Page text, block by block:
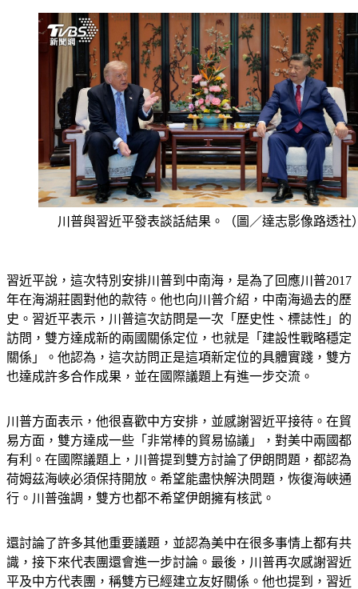
川普與習近平發表談話結果。（圖／達志影像路透社
年在海湖莊園對他的款待。他也向川普介紹，中南海過去的歷
史。習近平表示，川普這次訪問是一次「歷史性、標誌性」的
訪問，雙方達成新的兩國關係定位，也就是「建設性戰略穩定
關係」。他認為，這次訪問正是這項新定位的具體實踐，雙方
也達成許多合作成果，並在國際議題上有進一步交流。
易方面，雙方達成一些「非常棒的貿易協議」，對美中兩國都
有利。在國際議題上，川普提到雙方討論了伊朗問題，都認為
荷姆茲海峽必須保持開放。希望能盡快解決問題，恢復海峽通
行。川普強調，雙方也都不希望伊朗擁有核武。
識，接下來代表團還會進一步討論。最後，川普再次感謝習近
平及中方代表團，稱雙方已經建立友好關係。他也提到，習近
平預計將在9月24日前後訪問美國，美方屆時也會以相同規格